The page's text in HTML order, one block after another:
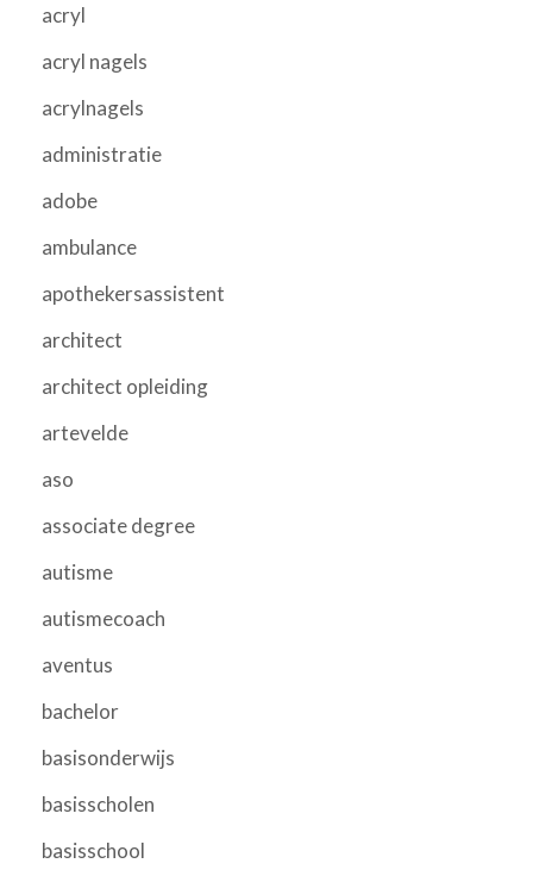
acryl
acryl nagels
acrylnagels
administratie
adobe
ambulance
apothekersassistent
architect
architect opleiding
artevelde
aso
associate degree
autisme
autismecoach
aventus
bachelor
basisonderwijs
basisscholen
basisschool